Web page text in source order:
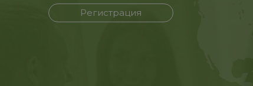
Регистрация